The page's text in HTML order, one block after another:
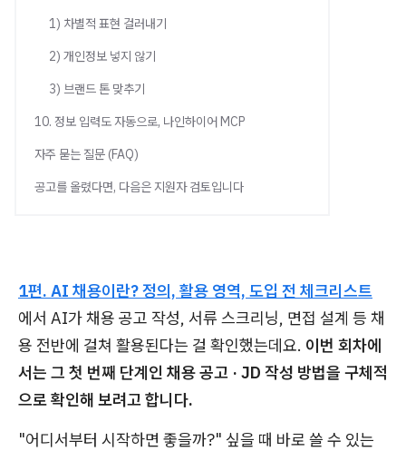
1) 차별적 표현 걸러내기
2) 개인정보 넣지 않기
3) 브랜드 톤 맞추기
10. 정보 입력도 자동으로, 나인하이어 MCP
자주 묻는 질문 (FAQ)
공고를 올렸다면, 다음은 지원자 검토입니다
1편. AI 채용이란? 정의, 활용 영역, 도입 전 체크리스트
에서 AI가 채용 공고 작성, 서류 스크리닝, 면접 설계 등 채
용 전반에 걸쳐 활용된다는 걸 확인했는데요. 이번 회차에
서는 그 첫 번째 단계인 채용 공고 · JD 작성 방법을 구체적
으로 확인해 보려고 합니다.
"어디서부터 시작하면 좋을까?" 싶을 때 바로 쓸 수 있는